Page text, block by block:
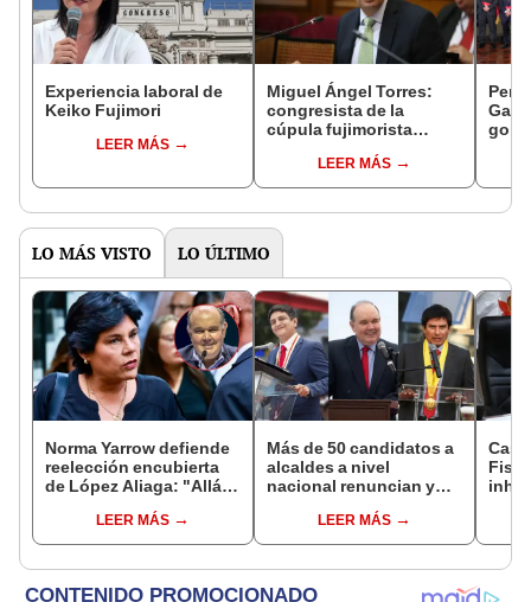
Experiencia laboral de
Keiko Fujimori
LEER MÁS
Miguel Ángel Torres:
congresista de la
cúpula fujimorista
del SenadoLEER MÁS
LO MÁS VISTO LO ÚLTIMO
Norma Yarrow defiende
reelección encubierta
de López Aliaga: "Allá el
sacar la vuelta"
LEER MÁS
Más de 50 candidatos a
alcaldes a nivel
nacional renuncian y
encubiertaLEER MÁS